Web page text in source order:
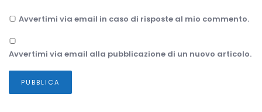
Avvertimi via email in caso di risposte al mio commento.
Avvertimi via email alla pubblicazione di un nuovo articolo.